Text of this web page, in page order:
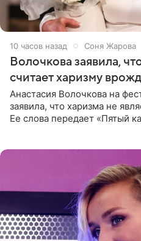
10 часов назад Соня Жарова
Волочкова заявила,
считает харизму
Анастасия Волочкова на
заявила, что харизма не
Ее слова передает «Пятый